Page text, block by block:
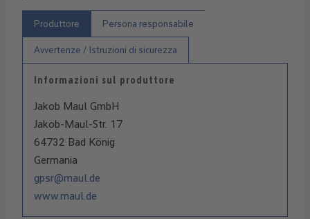
Produttore Persona responsabile
Avvertenze / Istruzioni di sicurezza
Informazioni sul produttore
Jakob Maul GmbH
Jakob-Maul-Str. 17
64732 Bad König
Germania
gpsr@maul.de
www.maul.de